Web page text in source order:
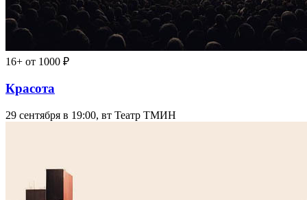
16+ от 1000 ₽
Красота
29 сентября в 19:00, вт Театр ТМИН